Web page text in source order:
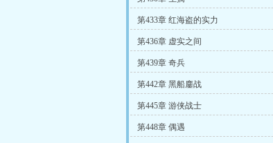
第433章 红海盗的实力
第436章 虚实之间
第439章 奇兵
第442章 黑船鏖战
第445章 游侠战士
第448章 偶遇